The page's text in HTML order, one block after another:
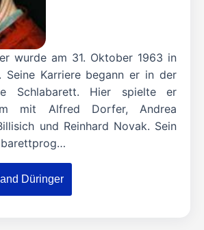
wurde am 31. Oktober 1963 in
Seine Karriere begann er in der
Schlabarett. Hier spielte er
mit Alfred Dorfer, Andrea
und Reinhard Novak. Sein
Düringer